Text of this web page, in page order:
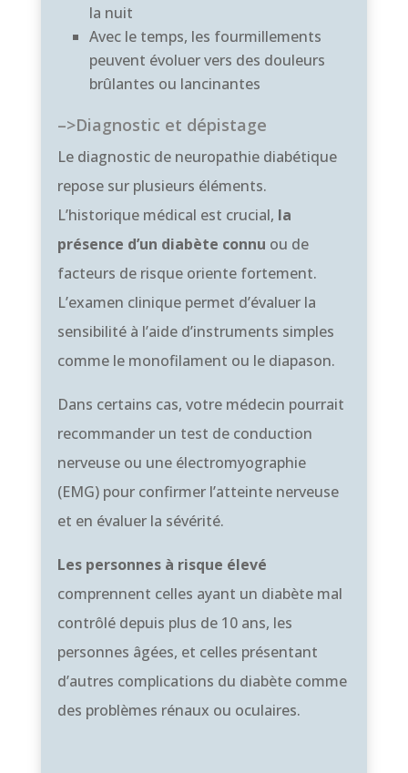
la nuit
Avec le temps, les fourmillements
peuvent évoluer vers des douleurs
brûlantes ou lancinantes
–>Diagnostic et dépistage
Le diagnostic de neuropathie diabétique
repose sur plusieurs éléments.
L’historique médical est crucial, la
présence d’un diabète connu ou de
facteurs de risque oriente fortement.
L’examen clinique permet d’évaluer la
sensibilité à l’aide d’instruments simples
comme le monofilament ou le diapason.
Dans certains cas, votre médecin pourrait
recommander un test de conduction
nerveuse ou une électromyographie
(EMG) pour confirmer l’atteinte nerveuse
et en évaluer la sévérité.
Les personnes à risque élevé
comprennent celles ayant un diabète mal
contrôlé depuis plus de 10 ans, les
personnes âgées, et celles présentant
d’autres complications du diabète comme
des problèmes rénaux ou oculaires.